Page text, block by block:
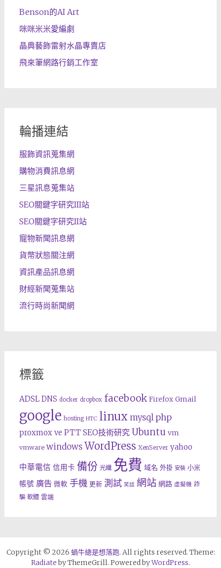
Benson的AI Art
咪咪米米愛編劇
晶典藝飾雷射水晶專賣店
飛來筆網路行銷工作室
輪播連結
服飾資訊蒐集網
購物消費訊息網
三星訊息蒐集站
SEO關鍵字研究III站
SEO關鍵字研究II站
寵物新聞訊息網
貨幣狀態關注網
資訊產品訊息網
財經新聞蒐集站
流行時尚新聞網
標籤
ADSL DNS docker dropbox facebook Firefox Gmail
google hosting HTC linux mysql php
proxmox ve PTT SEO技術研究 Ubuntu vm
vmware windows WordPress XenServer yahoo
中華電信 信用卡 備份 光纖 免費 域名 外掛 安裝 小米
帳號 廣告 微軟 手機 更新 測試 笑話 網站 網路 虛擬機 詐
騙 軟體 雲端
Copyright © 2026 蝸牛總是想落跑. All rights reserved. Theme:
Radiateby ThemeGrill. Powered byWordPress.